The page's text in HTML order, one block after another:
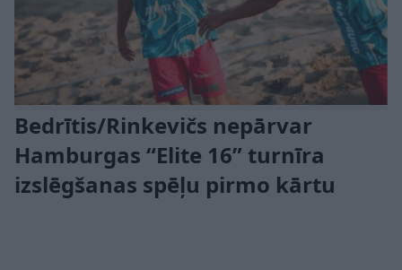
Bedrītis/Rinkevičs nepārvar
Hamburgas “Elite 16” turnīra
izslēgšanas spēļu pirmo kārtu